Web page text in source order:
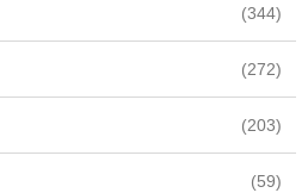
(344)
(272)
(203)
(59)